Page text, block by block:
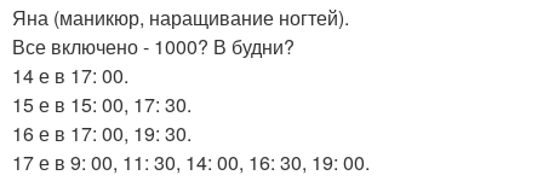
Яна (маникюр, наращивание ногтей).
Все включено - 1000? В будни?
14 е в 17: 00.
15 е в 15: 00, 17: 30.
16 е в 17: 00, 19: 30.
17 е в 9: 00, 11: 30, 14: 00, 16: 30, 19: 00.